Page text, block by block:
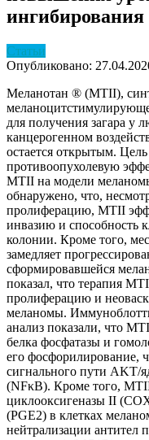
Статьи
Опубликовано:
Меланотан ® (MTII),
для получения загара у
канцерогенном
остается открытым.
противоопухолевую
MTII на модели
обнаружено, что,
пролиферацию, MTII
инвазию и способность
колонии. Кроме того,
замедляет
сформировавшейся
показал, что терапия
пролиферацию и
меланомы.
анализ показали, что
белка фосфатазы и
его фосфорилирование,
сигнального пути AKT/
(NFκB). Кроме того,
циклооксигеназы II
(PGE2) в клетках
нейтрализации антител